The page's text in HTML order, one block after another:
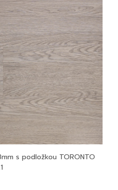
s podložkou TORONTO